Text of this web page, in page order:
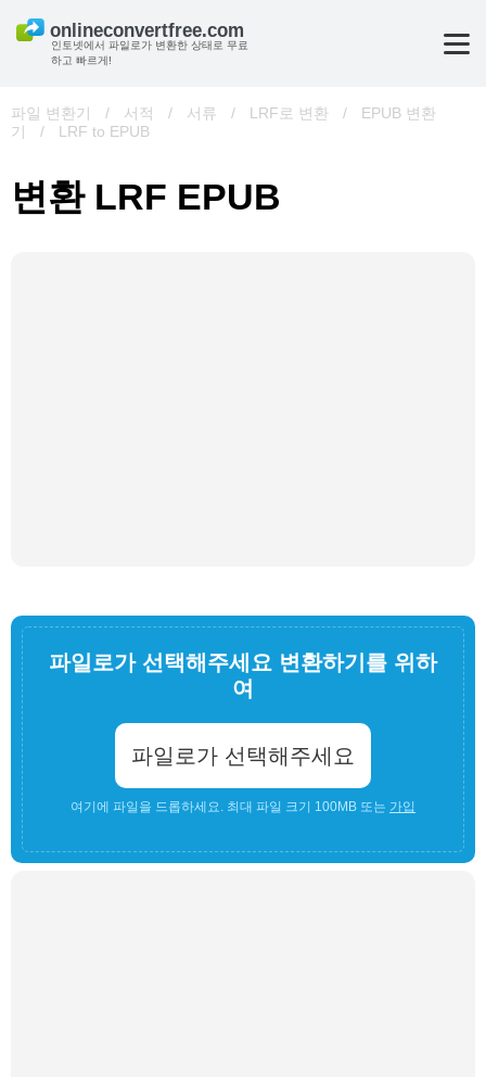
인토넷에서 파일로가 변환한 상태로 무료
하고 빠르게!
파일 변환기 / 서적 / 서류 / LRF로 변환 /
EPUB 변환
기
/ LRF to EPUB
변환 LRF EPUB
파일로가 선택해주세요 변환하기를 위하
여
파일로가 선택해주세요
여기에 파일을 드롭하세요. 최대 파일 크기 100MB 또는 가입